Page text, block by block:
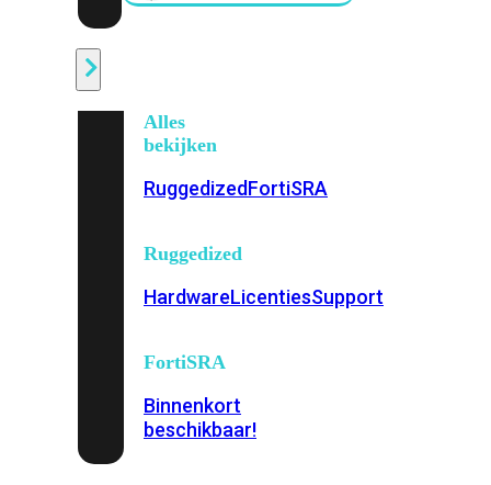
Alles
bekijken
RuggedizedFortiSRA
Ruggedized
HardwareLicentiesSupport
FortiSRA
Binnenkort
beschikbaar!